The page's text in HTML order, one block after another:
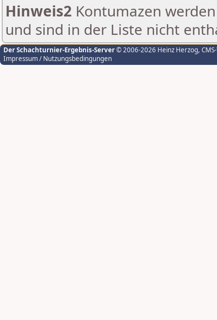
Hinweis2 Kontumazen
und sind in der Liste nicht
Der Schachturnier-Ergebnis-Server© 2006-2026 Heinz Herzog,
Impressum / Nutzungsbedingungen